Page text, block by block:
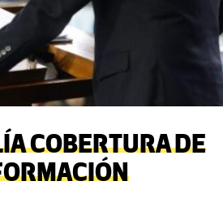
COBERTURA DE